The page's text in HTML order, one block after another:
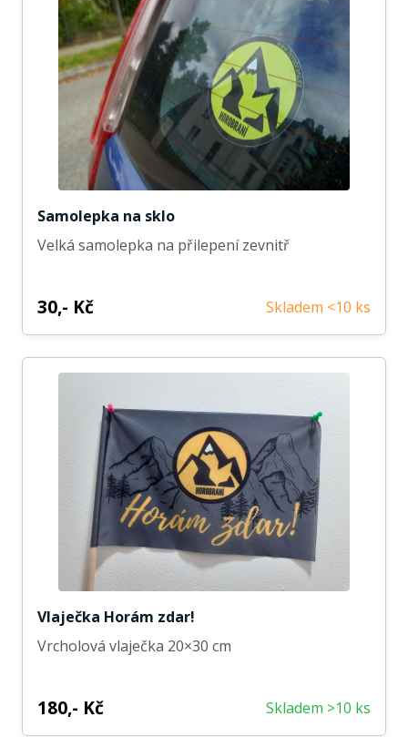
Samolepka na sklo
Velká samolepka na přilepení zevnitř
30,- Kč Skladem <10 ks
Vlaječka Horám zdar!
Vrcholová vlaječka 20×30 cm
180,- Kč Skladem >10 ks